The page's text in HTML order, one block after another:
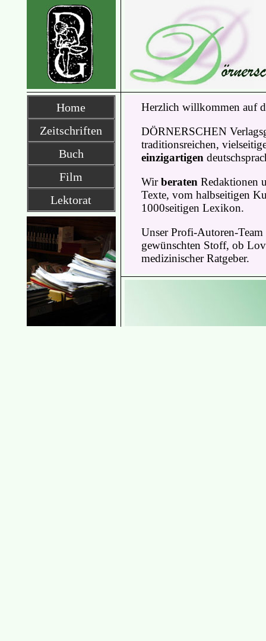
Herzlich willkommen auf
DÖRNERSCHEN
traditionsreichen,
einzigartigen
Wirberaten Redaktionen
Texte, vom halbseitigen
1000seitigen Lexikon.
Unser Profi-Autoren-Team
gewünschten Stoff, ob
medizinischer Ratgeber.
Home
Zeitschriften
Buch
Film
Lektorat